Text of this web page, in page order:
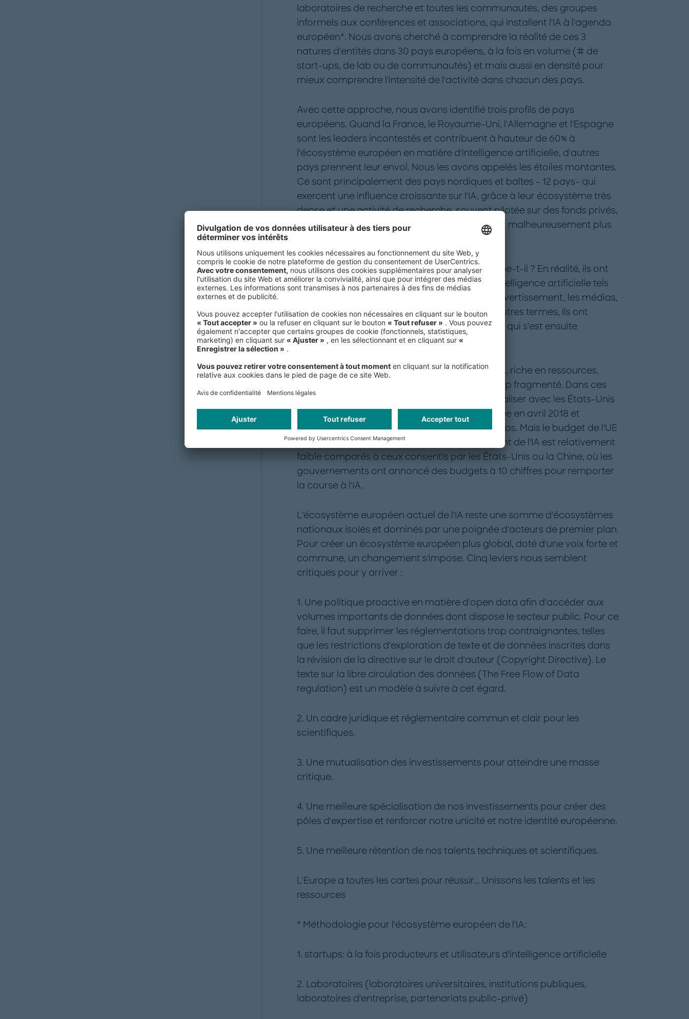
laboratoires de recherche et toutes les communautés, des groupes
informels aux conférences et associations, qui installent l'IA à l'agenda
européen*. Nous avons cherché à comprendre la réalité de ces 3
natures d'entités dans 30 pays européens, à la fois en volume (# de
start-ups, de lab ou de communautés) et mais aussi en densité pour
mieux comprendre l'intensité de l'activité dans chacun des pays.
Avec cette approche, nous avons identifié trois profils de pays
européens. Quand la France, le Royaume-Uni, l'Allemagne et l'Espagne
sont les leaders incontestés et contribuent à hauteur de 60% à
l'écosystème européen en matière d'intelligence artificielle, d'autres
pays prennent leur envol. Nous les avons appelés les étoiles montantes.
Ce sont principalement des pays nordiques et baltes - 12 pays- qui
exercent une influence croissante sur l'IA, grâce à leur écosystème très
dense et une activité de recherche, souvent pilotée sur des fonds privés,
intense. Les 14 autres pays ou "suiveurs" restent malheureusement plus
Comment le succès des pays leaders s'explique-t-il ? En réalité, ils ont
su identifier le potentiel de secteurs clés de l'intelligence artificielle tels
que la technologie, les services financiers, le divertissement, les médias,
la culture, la santé et la biotechnologie. En d’autres termes, ils ont
développé et imposé un modèle industriel d’IA qui s'est ensuite
reproduit dans les autres pays du continent.
L’Europe possède un puissant écosystème d’IA, riche en ressources,
mais le paysage est pour l'heure beaucoup trop fragmenté. Dans ces
conditions, l'Europe n'est pas en mesure de rivaliser avec les États-Unis
et la Chine. La stratégie européenne a été initiée en avril 2018 et
bénéficie d'un financement de 1,5 milliard d'euros. Mais le budget de l'UE
pour promouvoir et favoriser le développement de l'IA est relativement
faible comparés à ceux consentis par les États-Unis ou la Chine, où les
gouvernements ont annoncé des budgets à 10 chiffres pour remporter
la course à l'IA.
L'écosystème européen actuel de l'IA reste une somme d'écosystèmes
nationaux isolés et dominés par une poignée d'acteurs de premier plan.
Pour créer un écosystème européen plus global, doté d'une voix forte et
commune, un changement s'impose. Cinq leviers nous semblent
critiques pour y arriver :
1. Une politique proactive en matière d'open data afin d'accéder aux
volumes importants de données dont dispose le secteur public. Pour ce
faire, il faut supprimer les réglementations trop contraignantes, telles
que les restrictions d'exploration de texte et de données inscrites dans
la révision de la directive sur le droit d'auteur (Copyright Directive). Le
texte sur la libre circulation des données (The Free Flow of Data
regulation) est un modèle à suivre à cet égard.
2. Un cadre juridique et réglementaire commun et clair pour les
scientifiques.
3. Une mutualisation des investissements pour atteindre une masse
critique.
4. Une meilleure spécialisation de nos investissements pour créer des
pôles d'expertise et renforcer notre unicité et notre identité européenne.
5. Une meilleure rétention de nos talents techniques et scientifiques.
L'Europe a toutes les cartes pour réussir... Unissons les talents et les
ressources
* Méthodologie pour l'écosystème européen de l'IA:
1. startups: à la fois producteurs et utilisateurs d'intelligence artificielle
2. Laboratoires (laboratoires universitaires, institutions publiques,
laboratoires d'entreprise, partenariats public-privé)